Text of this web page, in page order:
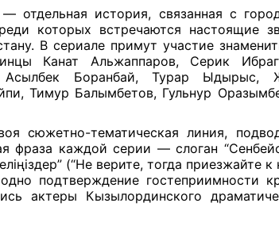
отдельная история, связанная с
которых встречаются настоящие
В сериале примут участие
Канат Альжаппаров, Серик
Асылбек Боранбай, Турар Ыдырыс,
Тимур Балымбетов, Гульнур
сюжетно-тематическая линия,
фраза каждой серии — слоган
(“Не верите, тогда приезжайте к
подтверждение гостеприимности
актеры Кызылординского